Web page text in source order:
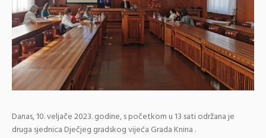
Danas, 10. veljače 2023. godine, s početkom u 13 sati održana je
druga sjednica Dječjeg gradskog vijeća Grada Knina .